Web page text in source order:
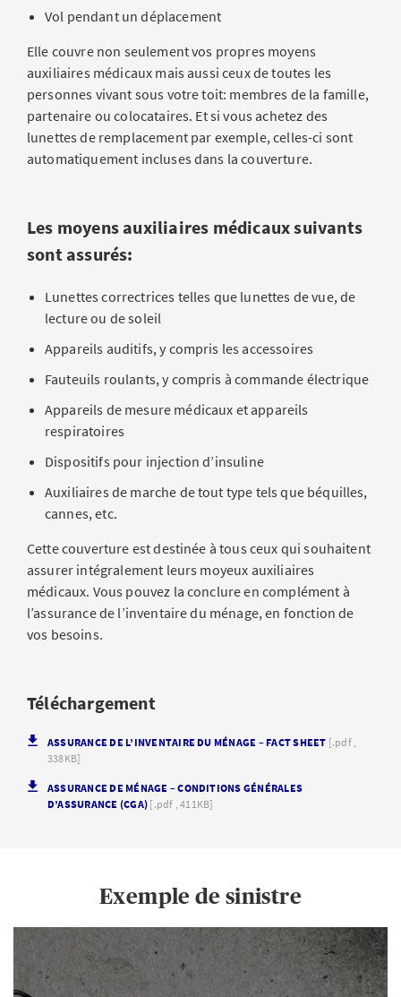
Vol pendant un déplacement
Elle couvre non seulement vos propres moyens
auxiliaires médicaux mais aussi ceux de toutes les
personnes vivant sous votre toit: membres de la famille,
partenaire ou colocataires. Et si vous achetez des
lunettes de remplacement par exemple, celles-ci sont
automatiquement incluses dans la couverture.
Les moyens auxiliaires médicaux suivants
sont assurés:
Lunettes correctrices telles que lunettes de vue, de
lecture ou de soleil
Appareils auditifs, y compris les accessoires
Fauteuils roulants, y compris à commande électrique
Appareils de mesure médicaux et appareils
respiratoires
Dispositifs pour injection d’insuline
Auxiliaires de marche de tout type tels que béquilles,
cannes, etc.
Cette couverture est destinée à tous ceux qui souhaitent
assurer intégralement leurs moyeux auxiliaires
médicaux. Vous pouvez la conclure en complément à
l’assurance de l’inventaire du ménage, en fonction de
vos besoins.
Téléchargement
ASSURANCE DE L’INVENTAIRE DU MÉNAGE – FACT SHEET [.pdf ,
338KB]
ASSURANCE DE MÉNAGE – CONDITIONS GÉNÉRALES
D’ASSURANCE (CGA) [.pdf , 411KB]
Exemple de sinistre